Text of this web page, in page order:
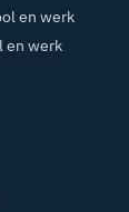
en werk
en werk